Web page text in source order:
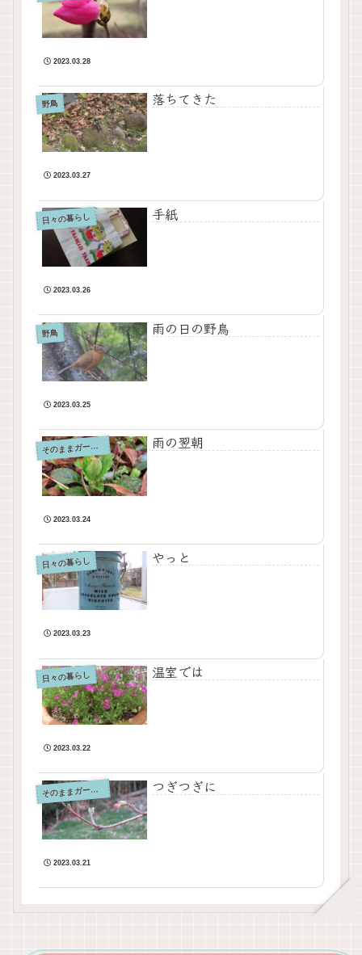
2023.03.28
野鳥 落ちてきた
2023.03.27
日々の暮らし 手紙
2023.03.26
野鳥 雨の日の野鳥
2023.03.25
そ
のままガーデン 雨の翌朝
2023.03.24
日々の暮らし やっと
2023.03.23
日々の暮らし 温室では
2023.03.22
そ
のままガーデン つぎつぎに
2023.03.21